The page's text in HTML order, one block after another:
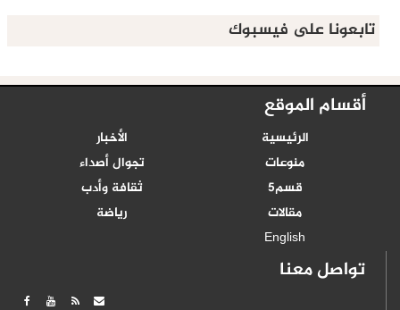
تابعونا على فيسبوك
أقسام الموقع
الرئيسية
الأخبار
منوعات
تجوال أصداء
قسم5
ثقافة وأدب
مقالات
رياضة
English
تواصل معنا